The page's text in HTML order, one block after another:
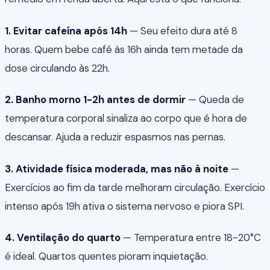
1. Evitar cafeína após 14h — Seu efeito dura até 8
horas. Quem bebe café às 16h ainda tem metade da
dose circulando às 22h.
2. Banho morno 1-2h antes de dormir — Queda de
temperatura corporal sinaliza ao corpo que é hora de
descansar. Ajuda a reduzir espasmos nas pernas.
3. Atividade física moderada, mas não à noite —
Exercícios ao fim da tarde melhoram circulação. Exercício
intenso após 19h ativa o sistema nervoso e piora SPI.
4. Ventilação do quarto — Temperatura entre 18-20°C
é ideal. Quartos quentes pioram inquietação.